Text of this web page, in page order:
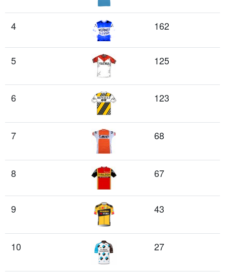
4 162
5 125
6 123
7 68
8 67
9 43
10 27